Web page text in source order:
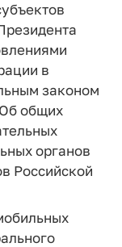
в
законом
общих
органов
Российской